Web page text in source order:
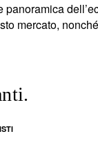
mercato,